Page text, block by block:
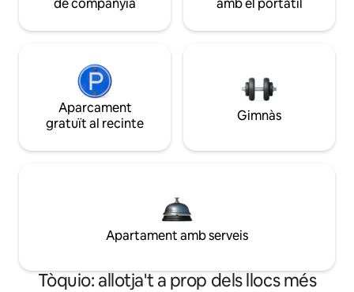
de companyia
amb el portàtil
Aparcament
gratuït al recinte
Gimnàs
Apartament amb serveis
Tòquio: allotja't a prop dels llocs més